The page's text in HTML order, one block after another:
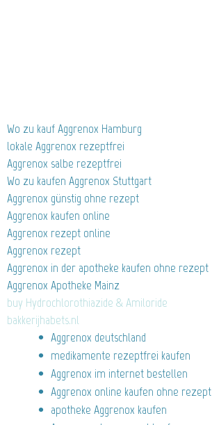
Wo zu kauf Aggrenox Hamburg
lokale Aggrenox rezeptfrei
Aggrenox salbe rezeptfrei
Wo zu kaufen Aggrenox Stuttgart
Aggrenox günstig ohne rezept
Aggrenox kaufen online
Aggrenox rezept online
Aggrenox rezept
Aggrenox in der apotheke kaufen ohne rezept
Aggrenox Apotheke Mainz
buy Hydrochlorothiazide & Amiloride
bakkerijhabets.nl
Aggrenox deutschland
medikamente rezeptfrei kaufen
Aggrenox im internet bestellen
Aggrenox online kaufen ohne rezept
apotheke Aggrenox kaufen